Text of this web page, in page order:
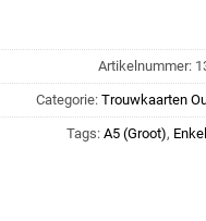
Artikelnummer:
Categorie: Trouwkaarten
Tags: A5 (Groot),